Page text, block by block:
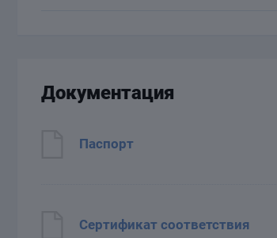
Документация
Паспорт
Сертификат соответствия